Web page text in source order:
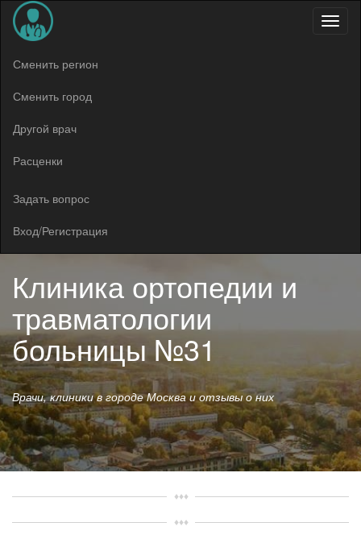
Меню
Сменить регион
Сменить город
Другой врач
Расценки
Задать вопрос
Вход/Регистрация
Клиника ортопедии и
травматологии
больницы №31
Врачи, клиники в городе Москва и отзывы о них